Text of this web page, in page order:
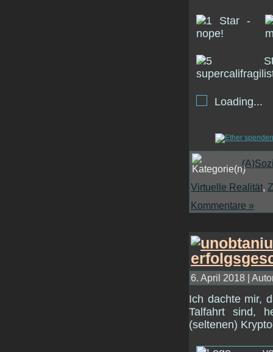
Loading...
Virtuelle Realität
Kommentare »
6. April 2018 |
Ich dachte mir,
Talfahrt sind,
(seltenen)